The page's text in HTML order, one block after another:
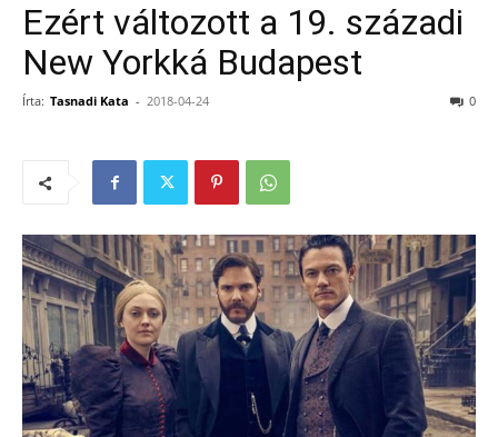
Ezért változott a 19. századi
New Yorkká Budapest
Írta: Tasnadi Kata - 2018-04-24 0